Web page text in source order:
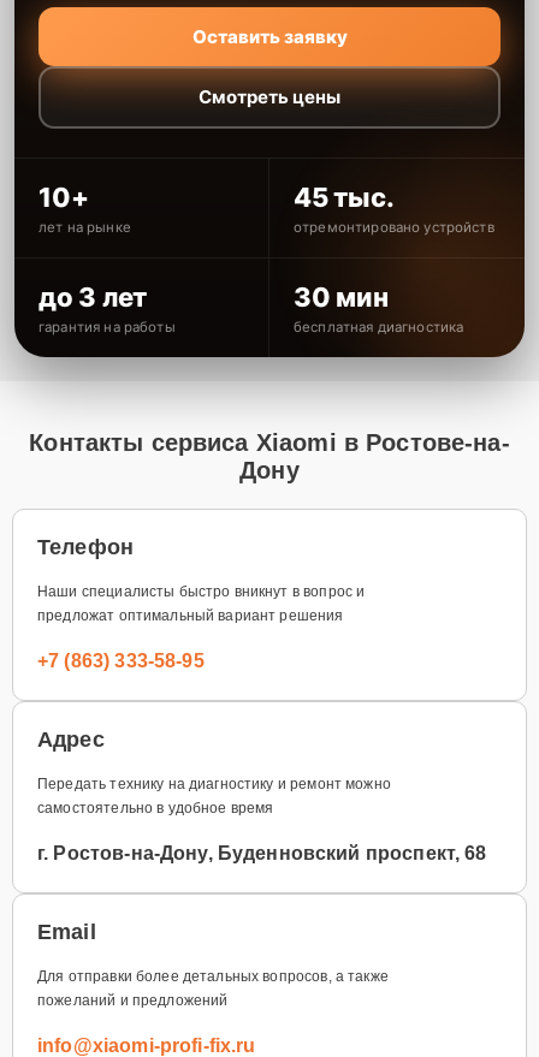
Оставить заявку
Смотреть цены
10+
лет на рынке
45 тыс.
отремонтировано устройств
до 3 лет
гарантия на работы
30 мин
бесплатная диагностика
Контакты сервиса Xiaomi в Ростове-на-
Дону
Телефон
Наши специалисты быстро вникнут в вопрос и
предложат оптимальный вариант решения
+7 (863) 333-58-95
Адрес
Передать технику на диагностику и ремонт можно
самостоятельно в удобное время
г. Ростов-на-Дону, Буденновский проспект, 68
Email
Для отправки более детальных вопросов, а также
пожеланий и предложений
info@xiaomi-profi-fix.ru